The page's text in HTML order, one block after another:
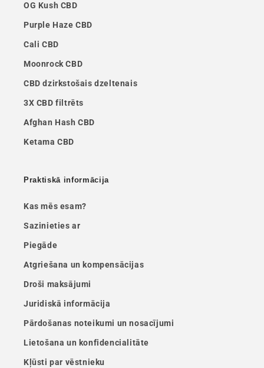
OG Kush CBD
Purple Haze CBD
Cali CBD
Moonrock CBD
CBD dzirkstošais dzeltenais
3X CBD filtrēts
Afghan Hash CBD
Ketama CBD
Praktiskā informācija
Kas mēs esam?
Sazinieties ar
Piegāde
Atgriešana un kompensācijas
Droši maksājumi
Juridiskā informācija
Pārdošanas noteikumi un nosacījumi
Lietošana un konfidencialitāte
Kļūsti par vēstnieku